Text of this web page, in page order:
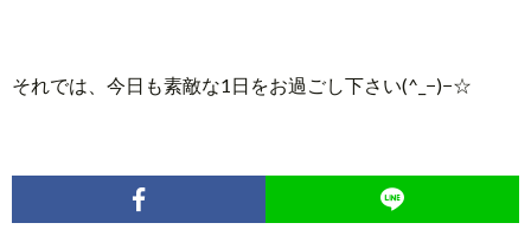
それでは、今日も素敵な1日をお過ごし下さい(^_−)−☆